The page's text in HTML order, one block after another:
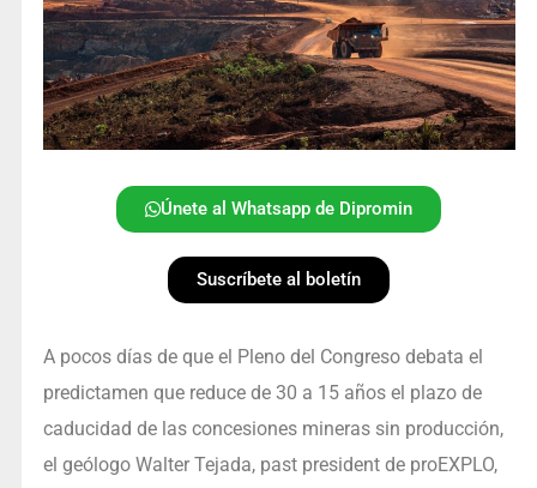
Únete al Whatsapp de Dipromin
Suscríbete al boletín
A pocos días de que el Pleno del Congreso debata el
predictamen que reduce de 30 a 15 años el plazo de
caducidad de las concesiones mineras sin producción,
el geólogo Walter Tejada, past president de proEXPLO,